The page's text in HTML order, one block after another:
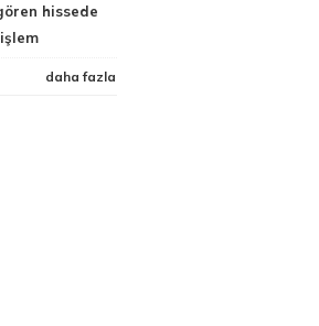
hissede
daha fazla